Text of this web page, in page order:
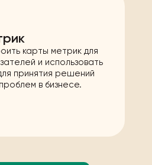
карты метрик для
и использовать
принятия решений
в бизнесе.